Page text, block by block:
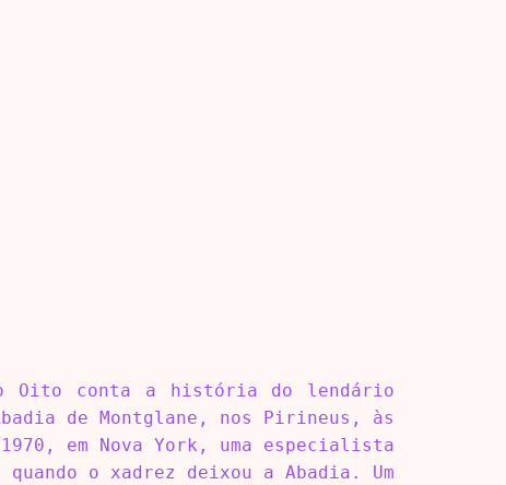
do Oito conta a história do lendário
de Montglane, nos Pirineus, às
em Nova York, uma especialista
o xadrez deixou a Abadia. Um